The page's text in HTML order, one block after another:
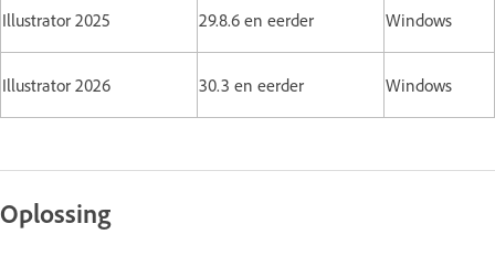
Illustrator 2025 29.8.6 en eerder Windows
Illustrator 2026 30.3 en eerder Windows
Oplossing